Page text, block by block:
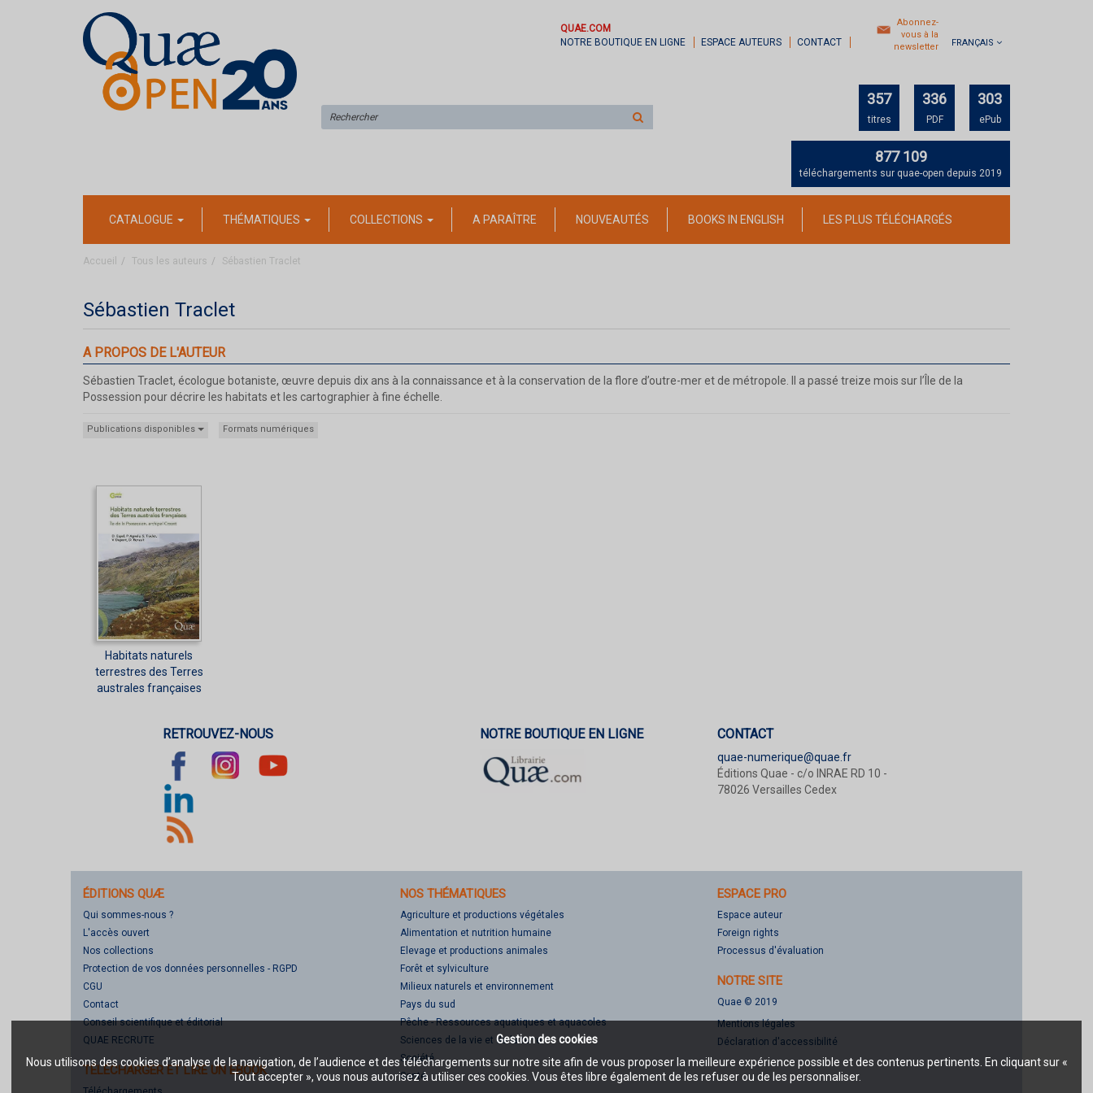
Gestion des cookies
Nous utilisons des cookies d’analyse de la navigation, de l’audience et des téléchargements sur notre site afin de vous proposer la meilleure expérience possible et des contenus pertinents. En cliquant sur «
Tout accepter », vous nous autorisez à utiliser ces cookies. Vous êtes libre également de les refuser ou de les personnaliser.
QUAE.COM
NOTRE BOUTIQUE EN LIGNE
ESPACE AUTEURS CONTACT
Abonnez-
vous à la
newsletter
FRANÇAIS
sur
357
titres
336
PDF
303
ePub
877 109
téléchargements sur quae-open depuis 2019
CATALOGUE THÉMATIQUES COLLECTIONS A PARAÎTRE NOUVEAUTÉS BOOKS IN ENGLISH LES PLUS TÉLÉCHARGÉS
Accueil Tous les auteurs Sébastien Traclet
Sébastien Traclet
A PROPOS DE L'AUTEUR
Sébastien Traclet, écologue botaniste, œuvre depuis dix ans à la connaissance et à la conservation de la flore d’outre-mer et de métropole. Il a passé treize mois sur l’Île de la
Possession pour décrire les habitats et les cartographier à fine échelle.
Publications disponibles Formats numériques
Habitats naturels
terrestres des Terres
australes françaises
RETROUVEZ-NOUS NOTRE BOUTIQUE EN LIGNE CONTACT
quae-numerique@quae.fr
Éditions Quae - c/o INRAE RD 10 -
78026 Versailles Cedex
ÉDITIONS QUÆ
Qui sommes-nous ?
L'accès ouvert
Nos collections
Protection de vos données personnelles - RGPD
CGU
Contact
Conseil scientifique et éditorial
QUAE RECRUTE
TÉLÉCHARGER ET LIRE UN EBOOK
NOS THÉMATIQUES
Agriculture et productions végétales
Alimentation et nutrition humaine
Elevage et productions animales
Forêt et sylviculture
Milieux naturels et environnement
Pays du sud
Pêche - Ressources aquatiques et aquacoles
Sciences de la vie et de la terre
Société
Santé
ESPACE PRO
Espace auteur
Foreign rights
Processus d'évaluation
NOTRE SITE
Quae © 2019
Mentions légales
Déclaration d'accessibilité